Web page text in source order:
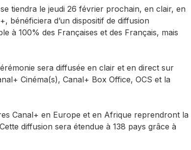
tiendra le jeudi 26 février prochain, en clair, en
bénéficiera d’un dispositif de diffusion
à 100% des Françaises et des Français, mais
sera diffusée en clair et en direct sur
Cinéma(s), Canal+ Box Office, OCS et la
Canal+ en Europe et en Afrique reprendront la
diffusion sera étendue à 138 pays grâce à